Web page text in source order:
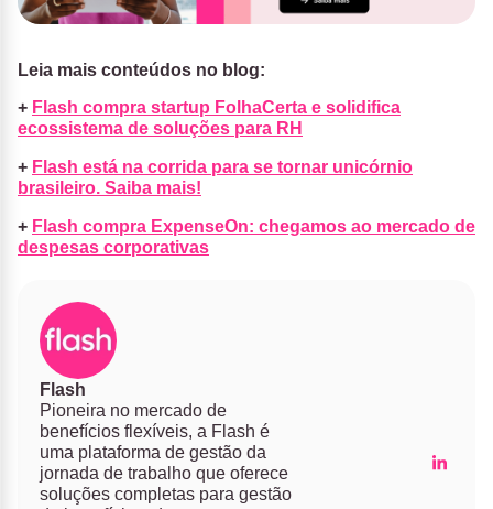
Leia mais conteúdos no blog:
+ Flash compra startup FolhaCerta e solidifica
ecossistema de soluções para RH
+ Flash está na corrida para se tornar unicórnio
brasileiro. Saiba mais!
+ Flash compra ExpenseOn: chegamos ao mercado de
despesas corporativas
Flash
Pioneira no mercado de
benefícios flexíveis, a Flash é
uma plataforma de gestão da
jornada de trabalho que oferece
soluções completas para gestão